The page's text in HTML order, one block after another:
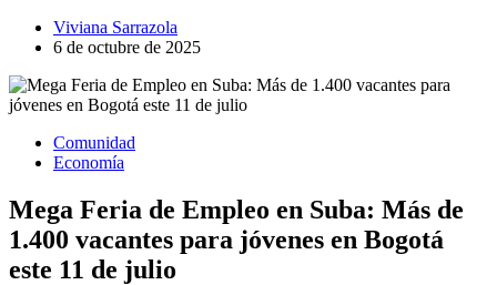
Viviana Sarrazola
6 de octubre de 2025
Comunidad
Economía
Mega Feria de Empleo en Suba: Más de
1.400 vacantes para jóvenes en Bogotá
este 11 de julio